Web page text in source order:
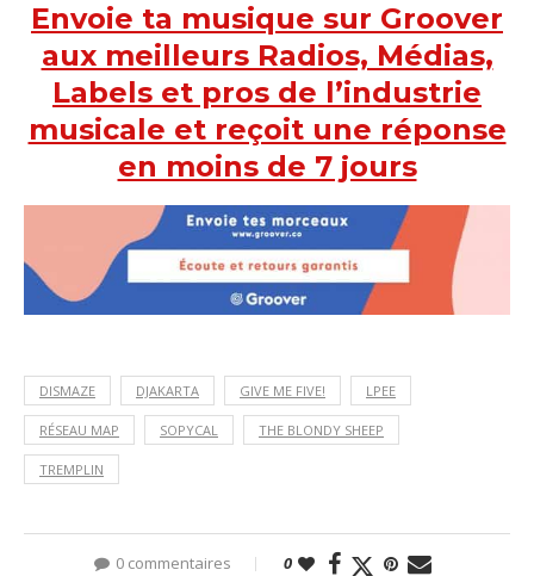
Envoie ta musique sur Groover
aux meilleurs Radios, Médias,
Labels et pros de l’industrie
musicale et reçoit une réponse
en moins de 7 jours
DISMAZE DJAKARTA GIVE ME FIVE! LPEE
RÉSEAU MAP SOPYCAL THE BLONDY SHEEP
TREMPLIN
0 commentaires 0